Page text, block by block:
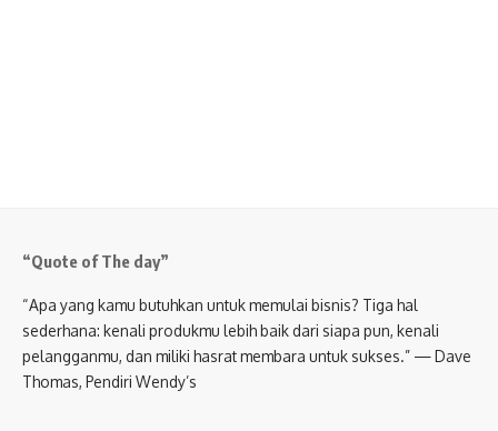
“Quote of The day”
“Apa yang kamu butuhkan untuk memulai bisnis? Tiga hal
sederhana: kenali produkmu lebih baik dari siapa pun, kenali
pelangganmu, dan miliki hasrat membara untuk sukses.” — Dave
Thomas, Pendiri Wendy’s